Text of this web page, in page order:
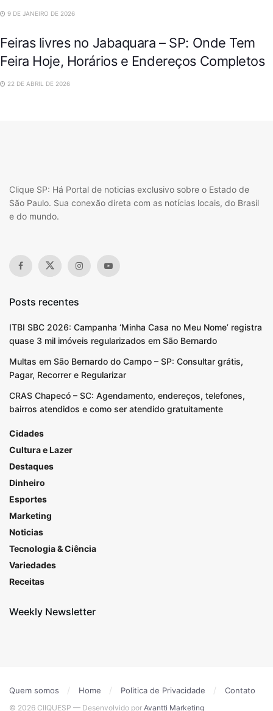
9 DE JANEIRO DE 2026
Feiras livres no Jabaquara – SP: Onde Tem
Feira Hoje, Horários e Endereços Completos
22 DE ABRIL DE 2026
Clique SP: Há Portal de noticias exclusivo sobre o Estado de
São Paulo. Sua conexão direta com as notícias locais, do Brasil
e do mundo.
Posts recentes
ITBI SBC 2026: Campanha ‘Minha Casa no Meu Nome’ registra
quase 3 mil imóveis regularizados em São Bernardo
Multas em São Bernardo do Campo – SP: Consultar grátis,
Pagar, Recorrer e Regularizar
CRAS Chapecó – SC: Agendamento, endereços, telefones,
bairros atendidos e como ser atendido gratuitamente
Cidades
Cultura e Lazer
Destaques
Dinheiro
Esportes
Marketing
Noticias
Tecnologia & Ciência
Variedades
Receitas
Weekly Newsletter
Quem somos Home Politica de Privacidade Contato
© 2026 ClIQUESP — Desenvolvido por Avantti Marketing